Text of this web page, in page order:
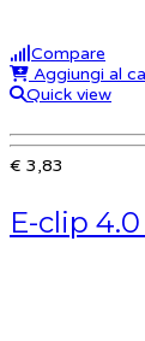
Compare
Aggiungi al
Quick view
€ 3,83
E-clip 4.0